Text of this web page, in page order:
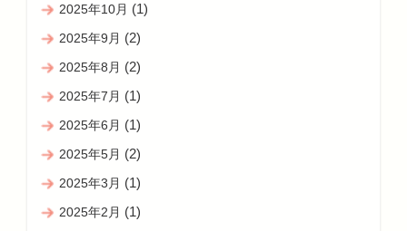
2025年10月 (1)
2025年9月 (2)
2025年8月 (2)
2025年7月 (1)
2025年6月 (1)
2025年5月 (2)
2025年3月 (1)
2025年2月 (1)